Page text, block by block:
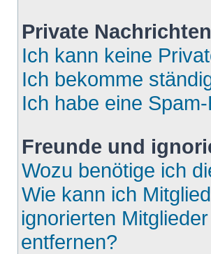
Private Nachrichten
Ich kann keine
Ich bekomme
Ich habe eine
Freunde und
Wozu benötige ich
Wie kann ich
ignorierten
entfernen?